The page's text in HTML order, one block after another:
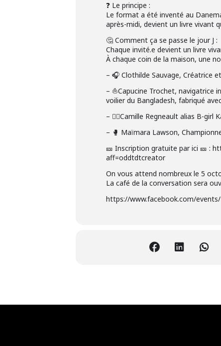
❓ Le principe :
Le format a été inventé au
après-midi, devient un livre vivant
🤔 Comment ça se passe le jour J :
Chaque invité.e devient un livre
À chaque coin de la maison, une
– 🎧 Clothilde Sauvage, Créatrice
– ⛵️Capucine Trochet, navigatrice
voilier du Bangladesh, fabriqué
– 👯‍♂️Camille Regneault alias B-
– 🥊 Maïmara Lawson,
🎫 Inscription gratuite par ici 🎫 :
aff=oddtdtcreator
On vous attend nombreux le 5
La café de la conversation sera
https://www.facebook.com/